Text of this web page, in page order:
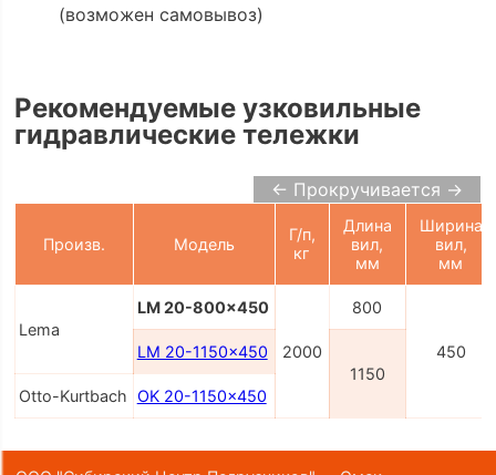
(возможен самовывоз)
Рекомендуемые узковильные
гидравлические тележки
← Прокручивается →
Произв. Модель
Г/п,
кг
Длина
вил,
мм
Ширина
вил,
мм
Lema
LM 20-800x450
2000
800
450
LM 20-1150x450
1150
Otto-Kurtbach OK 20-1150x450